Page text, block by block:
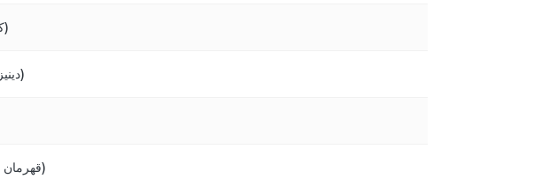
(كوتاهيا / غوناي)
(دينيزلي / شارداك)
(قهرمان ماراش / أنديران)